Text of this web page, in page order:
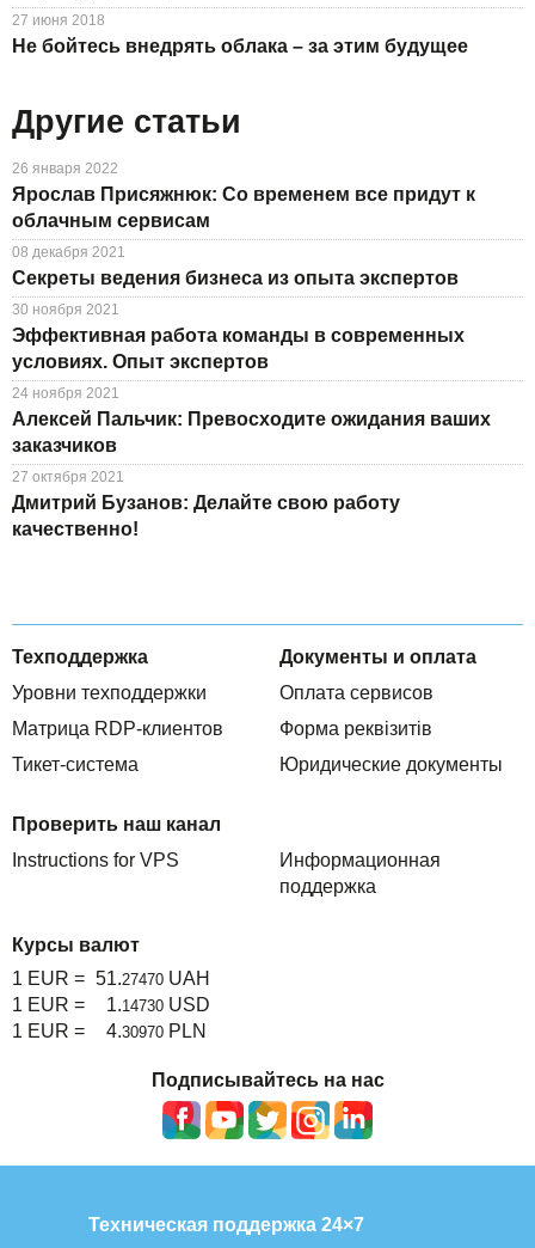
27 июня 2018
Не бойтесь внедрять облака – за этим будущее
Другие статьи
26 января 2022
Ярослав Присяжнюк: Со временем все придут к
облачным сервисам
08 декабря 2021
Секреты ведения бизнеса из опыта экспертов
30 ноября 2021
Эффективная работа команды в современных
условиях. Опыт экспертов
24 ноября 2021
Алексей Пальчик: Превосходите ожидания ваших
заказчиков
27 октября 2021
Дмитрий Бузанов: Делайте свою работу
качественно!
Техподдержка
Уровни техподдержки
Матрица RDP-клиентов
Тикет-система
Документы и оплата
Оплата сервисов
Форма реквізитів
Юридические документы
Проверить наш канал
Instructions for VPS
Информационная
поддержка
Курсы валют
1 EUR = 51.27470 UAH
1 EUR =
1.14730 USD
1 EUR =
4.30970 PLN
Подписывайтесь на нас
Техническая поддержка 24×7